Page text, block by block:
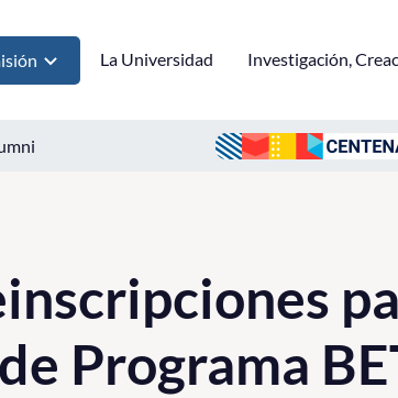
La Universidad Investigación,
Programa